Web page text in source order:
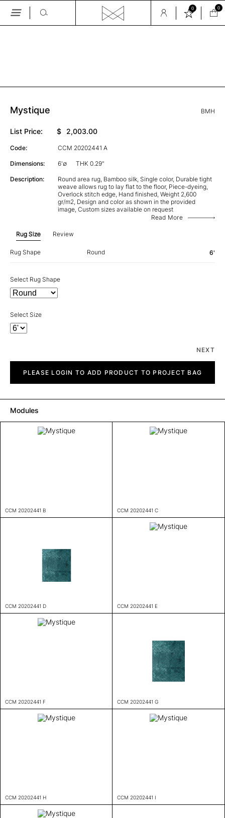
Skip
0 0
Mystique BMH
List Price: $ 2,003.00
Code: CCM 20202441 A
Dimensions: 6'∅ THK 0.29"
Description:
Round area rug, Bamboo silk, Single color, Durable tight
weave allows rug to lay flat to the floor, Piece-dyeing,
Overlock stitch edge, Hand finished, Weight 2,600
gr/m2, Design and color as shown in the provided
image, Custom sizes available on request
Read More
Rug Size Review
Rug Shape Round 6'
Select Rug Shape
Select Size
NEXT
quantityPLEASE LOGIN TO ADD PRODUCT TO PROJECT BAG
Modules
CCM 20202441 B CCM 20202441 C
CCM 20202441 D CCM 20202441 E
CCM 20202441 F CCM 20202441 G
CCM 20202441 H CCM 20202441 I